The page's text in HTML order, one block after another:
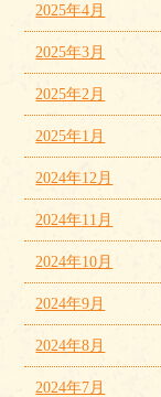
2025年4月
2025年3月
2025年2月
2025年1月
2024年12月
2024年11月
2024年10月
2024年9月
2024年8月
2024年7月